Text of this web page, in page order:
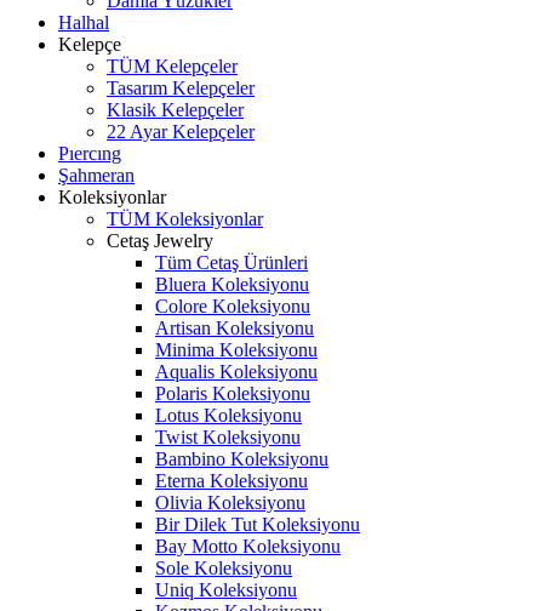
Halhal
Kelepçe
TÜM Kelepçeler
Tasarım Kelepçeler
Klasik Kelepçeler
22 Ayar Kelepçeler
Pıercıng
Şahmeran
Koleksiyonlar
TÜM Koleksiyonlar
Cetaş Jewelry
Tüm Cetaş Ürünleri
Bluera Koleksiyonu
Colore Koleksiyonu
Artisan Koleksiyonu
Minima Koleksiyonu
Aqualis Koleksiyonu
Polaris Koleksiyonu
Lotus Koleksiyonu
Twist Koleksiyonu
Bambino Koleksiyonu
Eterna Koleksiyonu
Olivia Koleksiyonu
Bir Dilek Tut Koleksiyonu
Bay Motto Koleksiyonu
Sole Koleksiyonu
Uniq Koleksiyonu